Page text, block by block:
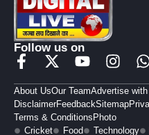
Follow us on
About UsOur TeamAdvertise with
DisclaimerFeedbackSitemap
Terms & Conditions Photo
Cricket
Food Technology